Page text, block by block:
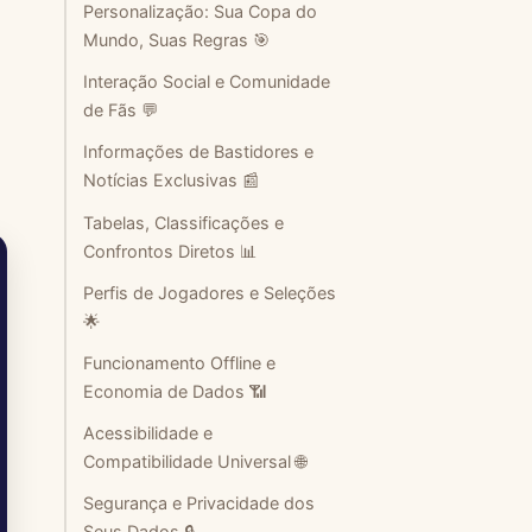
Personalização: Sua Copa do
Mundo, Suas Regras 🎯
Interação Social e Comunidade
de Fãs 💬
Informações de Bastidores e
Notícias Exclusivas 📰
Tabelas, Classificações e
Confrontos Diretos 📊
Perfis de Jogadores e Seleções
🌟
Funcionamento Offline e
Economia de Dados 📶
Acessibilidade e
Compatibilidade Universal 🌐
Segurança e Privacidade dos